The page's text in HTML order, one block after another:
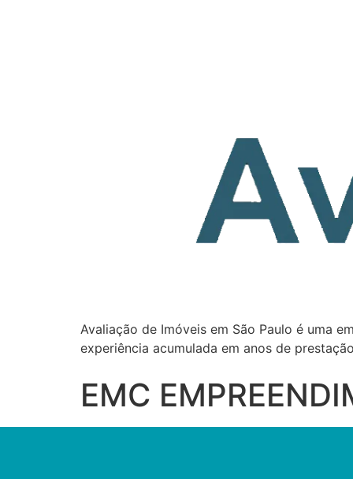
Avaliação de Imóveis em São Paulo é uma
experiência acumulada em anos de
EMC